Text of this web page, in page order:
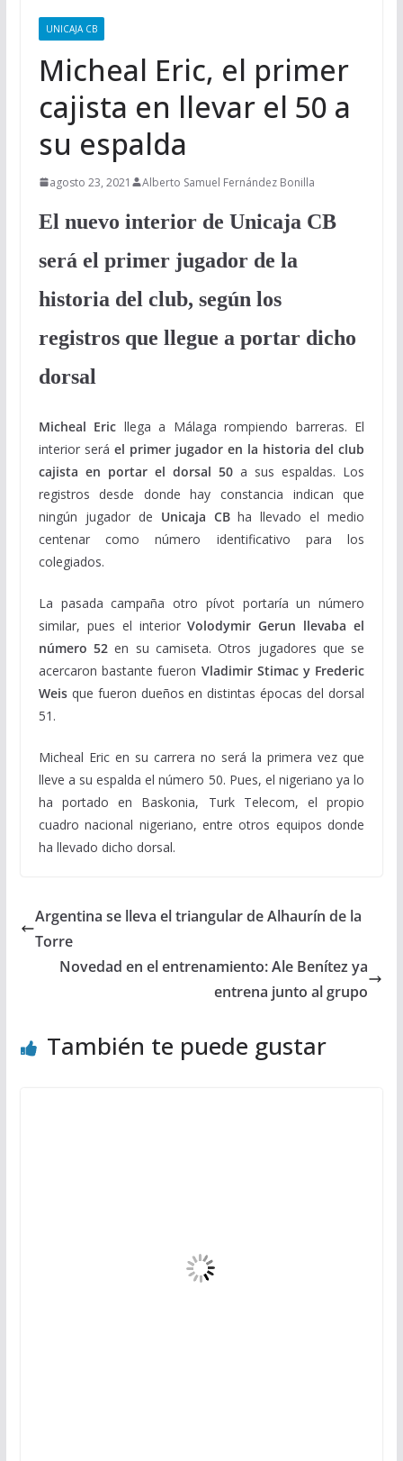
UNICAJA CB
Micheal Eric, el primer
cajista en llevar el 50 a
su espalda
agosto 23, 2021 Alberto Samuel Fernández Bonilla
El nuevo interior de Unicaja CB
será el primer jugador de la
historia del club, según los
registros que llegue a portar dicho
dorsal
Micheal Eric llega a Málaga rompiendo barreras. El
interior será el primer jugador en la historia del club
cajista en portar el dorsal 50 a sus espaldas. Los
registros desde donde hay constancia indican que
ningún jugador de Unicaja CBha llevado el medio
centenar como número identificativo para los
colegiados.
La pasada campaña otro pívot portaría un número
similar, pues el interiorVolodymir Gerun llevaba el
número 52 en su camiseta. Otros jugadores que se
acercaron bastante fueron Vladimir Stimac y Frederic
Weisque fueron dueños en distintas épocas del dorsal
51.
Micheal Eric en su carrera no será la primera vez que
lleve a su espalda el número 50. Pues, el nigeriano ya lo
ha portado en Baskonia, Turk Telecom, el propio
cuadro nacional nigeriano, entre otros equipos donde
ha llevado dicho dorsal.
Argentina se lleva el triangular de Alhaurín de la
Torre
Novedad en el entrenamiento: Ale Benítez ya
entrena junto al grupo
También te puede gustar